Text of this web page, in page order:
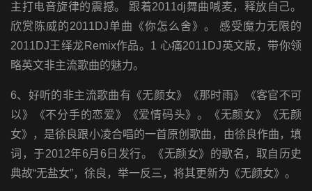
主打电音旋律的震撼。 跟着2011dj舞曲喊麦，释放自己。
欣赏陈威的2011DJ单曲《你怎么舍》。 感受魔力无限的
2011DJ王绎龙Remix作品。1 心痛2011DJ英文版，带你领
略英文非主流歌曲的魅力。
6、好听的非主流歌曲有《无颜女》《那时雨》《客官不可
以》《不分手的恋爱》《爱情码头》。《无颜女》《无颜
女》，是徐良跟小凌合唱的一首原创歌曲，由徐良作曲，填
词，于2012年6月6日发行。《无颜女》的歌名，取自历史
典故“无盐女”，徐良，举一反三，将其更新为《无颜女》。